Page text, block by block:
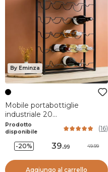
By Eminza
Mobile portabottiglie
industriale 20
scompartimenti (Alt 74 cm)
Victor Nero
Prodotto
disponibile
(16)
-20% 39.99 49.99
Aggiungo al carrello